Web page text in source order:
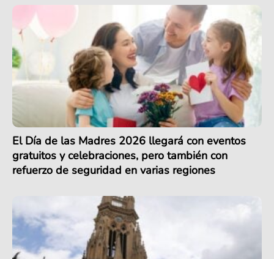
El Día de las Madres 2026 llegará con eventos
gratuitos y celebraciones, pero también con
refuerzo de seguridad en varias regiones